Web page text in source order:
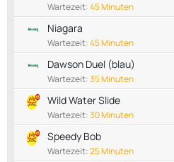
Wartezeit:45 Minuten
Niagara
Wartezeit:45 Minuten
Dawson Duel (blau)
Wartezeit:35 Minuten
Wild Water Slide
Wartezeit:30 Minuten
Speedy Bob
Wartezeit:25 Minuten